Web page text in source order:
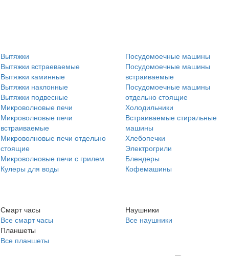
Вытяжки
Вытяжки встраеваемые
Вытяжки каминные
Вытяжки наклонные
Вытяжки подвесные
Микроволновые печи
Микроволновые печи
встраиваемые
Микроволновые печи отдельно
стоящие
Микроволновые печи с грилем
Кулеры для воды
Посудомоечные машины
Посудомоечные машины
встраиваемые
Посудомоечные машины
отдельно стоящие
Холодильники
Встраиваемые стиральные
машины
Хлебопечки
Электрогрили
Блендеры
Кофемашины
Смарт часы
Все смарт часы
Планшеты
Все планшеты
Наушники
Все наушники